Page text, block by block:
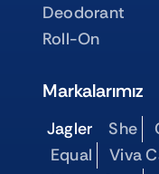
Deodorant
Roll-On
Markalarımız
Jagler She
Equal
Viva